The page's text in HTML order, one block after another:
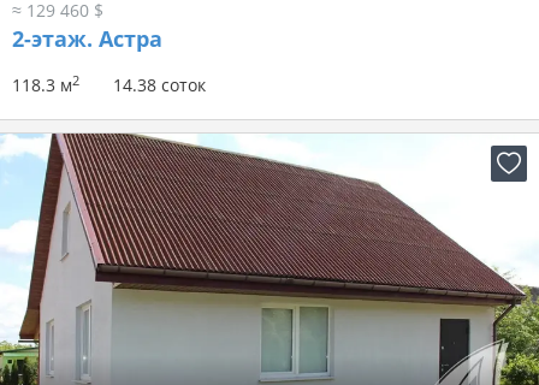
≈ 129 460 $
2-этаж. Астра
118.3 м2 14.38 соток